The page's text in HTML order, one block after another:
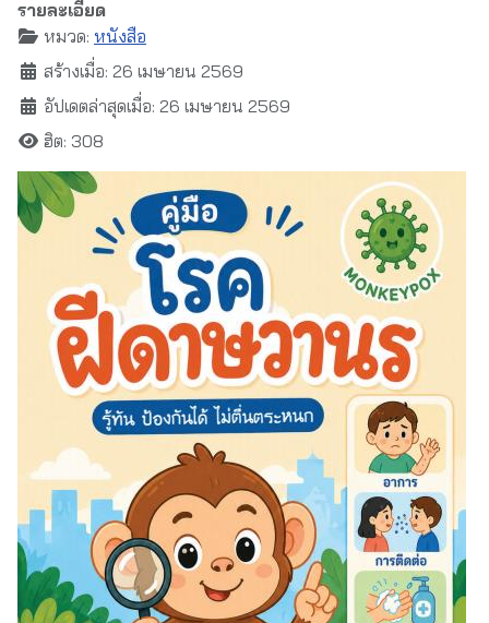
รายละเอียด
หมวด: หนังสือ
สร้างเมื่อ: 26 เมษายน 2569
อัปเดตล่าสุดเมื่อ: 26 เมษายน 2569
ฮิต: 308